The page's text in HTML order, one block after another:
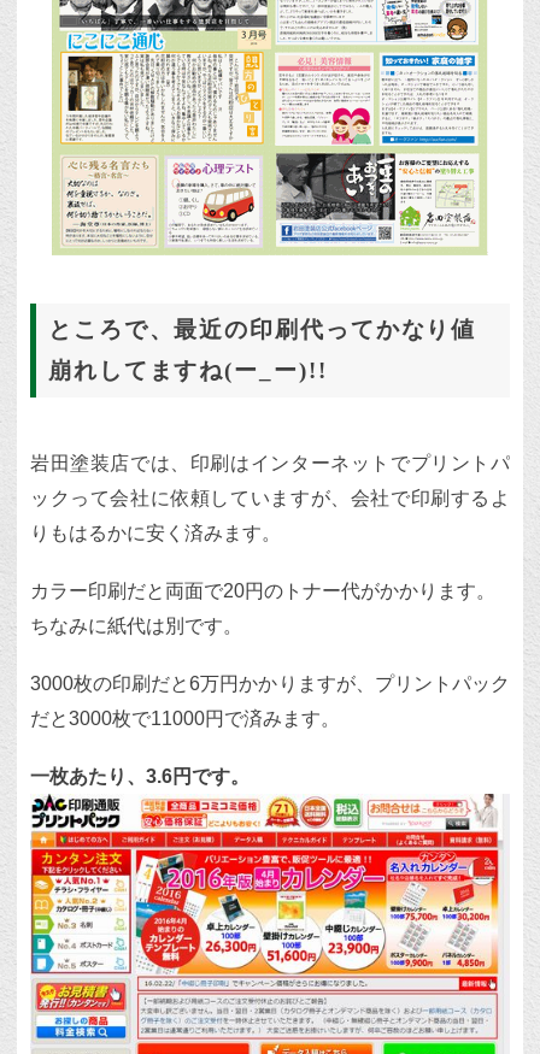
ところで、最近の印刷代ってかなり値
崩れしてますね(ー_ー)!!
岩田塗装店では、印刷はインターネットでプリントパ
ックって会社に依頼していますが、会社で印刷するよ
りもはるかに安く済みます。
カラー印刷だと両面で20円のトナー代がかかります。
ちなみに紙代は別です。
3000枚の印刷だと6万円かかりますが、プリントパック
だと3000枚で11000円で済みます。
一枚あたり、3.6円です。